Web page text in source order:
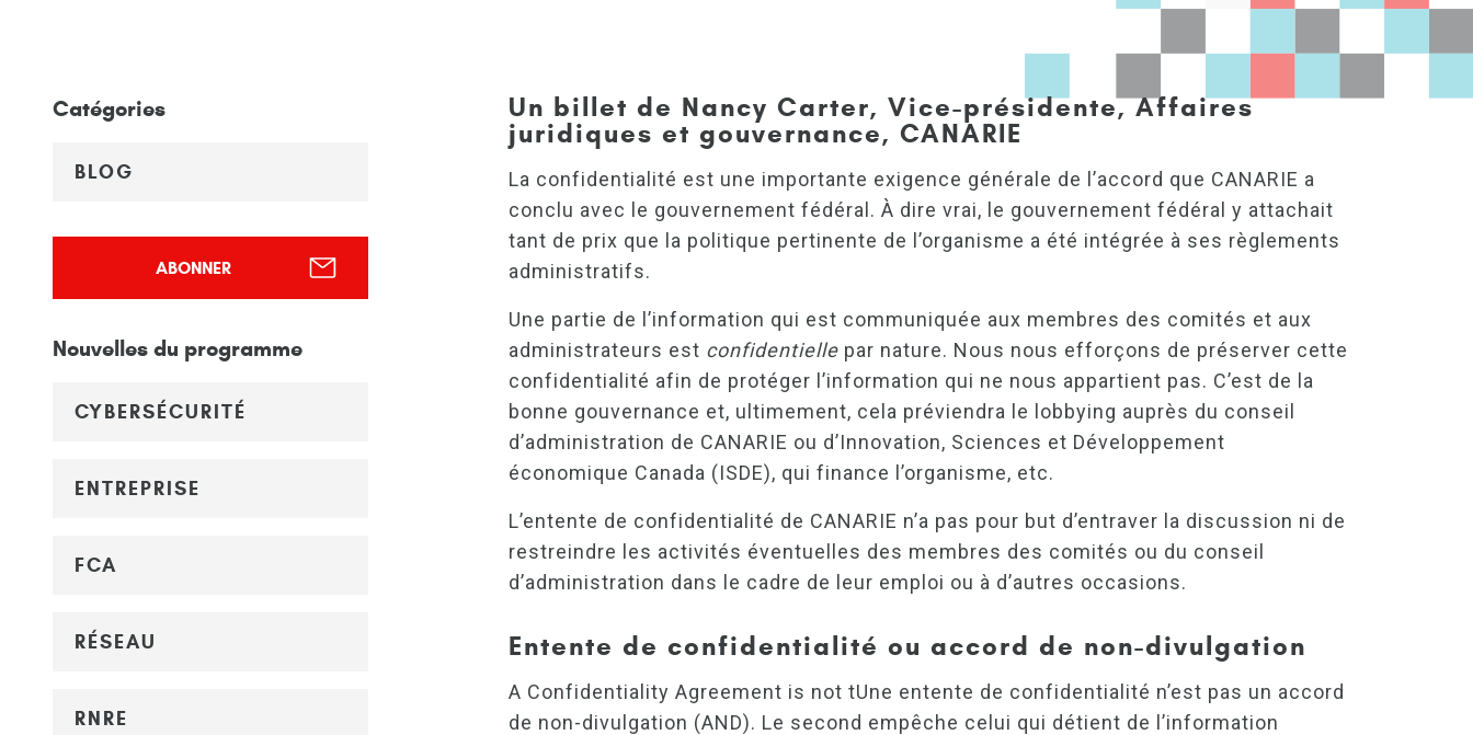
Catégories
BLOG
ABONNER
Nouvelles du programme
CYBERSÉCURITÉ
ENTREPRISE
FCA
RÉSEAU
RNRE
Un billet de Nancy Carter, Vice-présidente, Affaires
juridiques et gouvernance, CANARIE
La confidentialité est une importante exigence générale de l’accord que CANARIE a
conclu avec le gouvernement fédéral. À dire vrai, le gouvernement fédéral y attachait
tant de prix que la politique pertinente de l’organisme a été intégrée à ses règlements
administratifs.
Une partie de l’information qui est communiquée aux membres des comités et aux
administrateurs est confidentielle par nature. Nous nous efforçons de préserver cette
confidentialité afin de protéger l’information qui ne nous appartient pas. C’est de la
bonne gouvernance et, ultimement, cela préviendra le lobbying auprès du conseil
d’administration de CANARIE ou d’Innovation, Sciences et Développement
économique Canada (ISDE), qui finance l’organisme, etc.
L’entente de confidentialité de CANARIE n’a pas pour but d’entraver la discussion ni de
restreindre les activités éventuelles des membres des comités ou du conseil
d’administration dans le cadre de leur emploi ou à d’autres occasions.
Entente de confidentialité ou accord de non-divulgation
A Confidentiality Agreement is not tUne entente de confidentialité n’est pas un accord
de non-divulgation (AND). Le second empêche celui qui détient de l’information